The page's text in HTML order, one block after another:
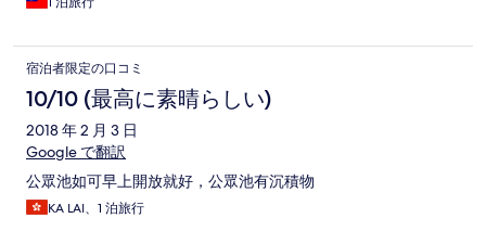
宿泊者限定の口コミ
10/10 (最高に素晴らしい)
2018 年 2 月 3 日
Google で翻訳
公眾池如可早上開放就好，公眾池有沉積物
KA LAI、1 泊旅行